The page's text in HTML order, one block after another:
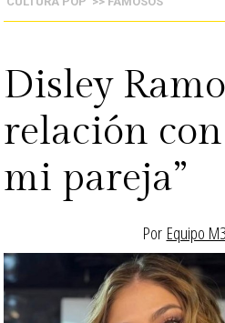
Disley
relación
mi pareja”
Por Equipo